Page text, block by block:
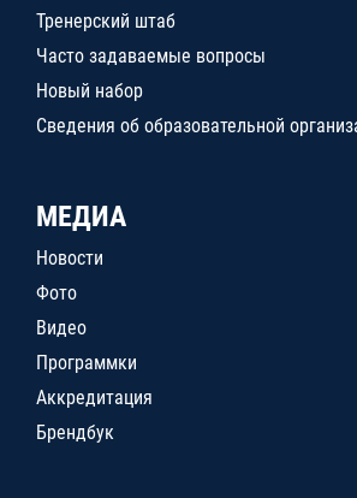
Тренерский штаб
Часто задаваемые вопросы
Новый набор
Сведения об образовательной
МЕДИА
Новости
Фото
Видео
Программки
Аккредитация
Брендбук